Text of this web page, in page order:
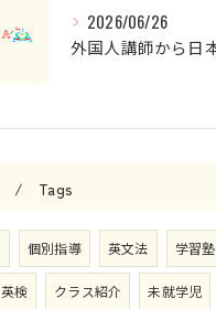
2026/06/26
Tags
個別指導 英文法 学習塾
英検 クラス紹介 未就学児